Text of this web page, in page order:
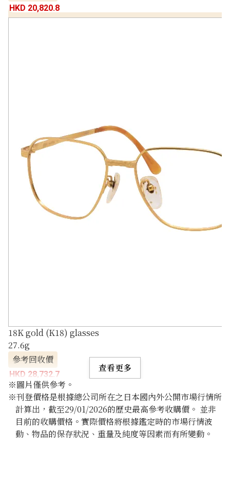
HKD 20,820.8
18K gold (K18) glasses
27.6g
參考回收價
HKD 28,732.7
查看更多
※圖片僅供參考。
※刊登價格是根據總公司所在之日本國內外公開市場行情所
計算出，截至29/01/2026的歷史最高參考收購價。 並非
目前的收購價格。實際價格將根據鑑定時的市場行情波
動、物品的保存狀況、重量及純度等因素而有所變動。